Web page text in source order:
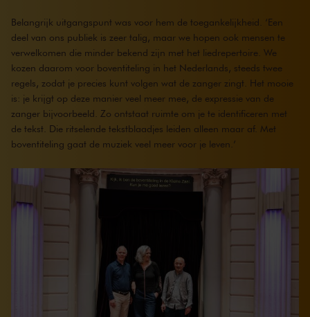
Belangrijk uitgangspunt was voor hem de toegankelijkheid. ‘Een
deel van ons publiek is zeer talig, maar we hopen ook mensen te
verwelkomen die minder bekend zijn met het liedrepertoire. We
kozen daarom voor boventiteling in het Nederlands, steeds twee
regels, zodat je precies kunt volgen wat de zanger zingt. Het mooie
is: je krijgt op deze manier veel meer mee, de expressie van de
zanger bijvoorbeeld. Zo ontstaat ruimte om je te identificeren met
de tekst. Die ritselende tekstblaadjes leiden alleen maar af. Met
boventiteling gaat de muziek veel meer voor je leven.’